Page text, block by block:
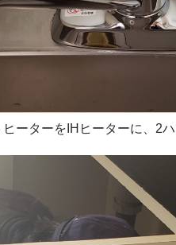
ーターをIHヒーターに、2